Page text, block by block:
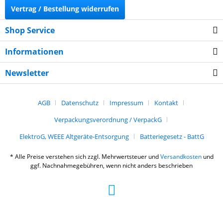
Vertrag / Bestellung widerrufen
Shop Service
Informationen
Newsletter
AGB Datenschutz Impressum
Kontakt
Verpackungsverordnung / VerpackG
ElektroG, WEEE Altgeräte-Entsorgung
Batteriegesetz - BattG
* Alle Preise verstehen sich zzgl. Mehrwertsteuer undVersandkostenund
ggf. Nachnahmegebühren, wenn nicht anders beschrieben